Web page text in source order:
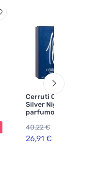
Cerruti Cerruti 1881
Silver Night
parfumovaná voda pre
mužov
40,22 €
26,91 €